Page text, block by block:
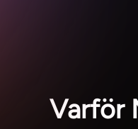
Varför